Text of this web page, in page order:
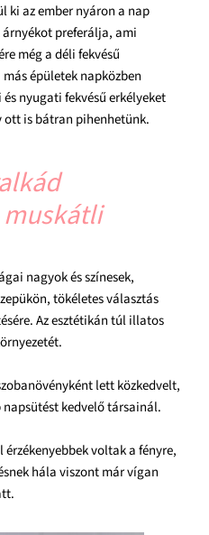
ki az ember nyáron a nap
preferálja, ami
még a déli fekvésű
épületek napközben
nyugati fekvésű erkélyeket
ott is bátran pihenhetünk.
nagyok és színesek,
tökéletes választás
Az esztétikán túl illatos
lett közkedvelt,
kedvelő társainál.
voltak a fényre,
hála viszont már vígan